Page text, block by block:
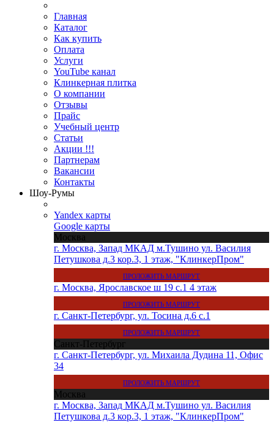
Главная
Каталог
Как купить
Оплата
Услуги
YouTube канал
Клинкерная плитка
О компании
Отзывы
Прайс
Учебный центр
Статьи
Акции !!!
Партнерам
Вакансии
Контакты
Шоу-Румы
Yandex карты
Google карты
Москва
г. Москва, Запад МКАД м.Тушино ул. Василия
Петушкова д.3 кор.3, 1 этаж, "КлинкерПром"
ПРОЛОЖИТЬ МАРШРУТ
г. Москва, Ярославское ш 19 с.1 4 этаж
ПРОЛОЖИТЬ МАРШРУТ
г. Санкт-Петербург, ул. Тосина д.6 с.1
ПРОЛОЖИТЬ МАРШРУТ
Санкт-Петербург
г. Санкт-Петербург, ул. Михаила Дудина 11, Офис
34
ПРОЛОЖИТЬ МАРШРУТ
Москва
г. Москва, Запад МКАД м.Тушино ул. Василия
Петушкова д.3 кор.3, 1 этаж, "КлинкерПром"